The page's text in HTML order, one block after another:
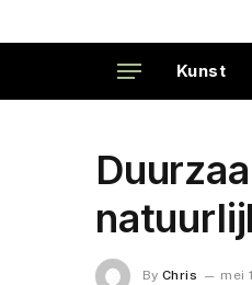
Kunst
By Chris mei